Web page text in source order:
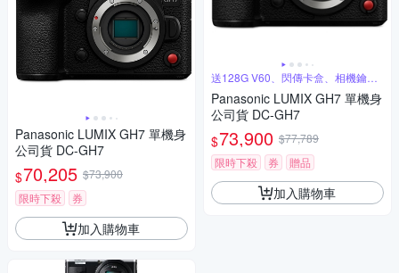
Panasonic LUMIX GH7 單機身
公司貨 DC-GH7
$70,205 $73,900
限時下殺
券
加入購物車
送128G V60、閃傳卡盒、相機鑰匙
圈
Panasonic LUMIX GH7 單機身
公司貨 DC-GH7
$73,900 $77,789
限時下殺
券 贈品
加入購物車